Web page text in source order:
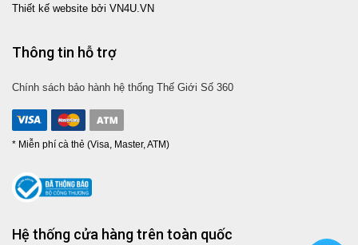
Thiết kế website bởi VN4U.VN
Thông tin hỗ trợ
Chính sách bảo hành hệ thống Thế Giới Số 360
* Miễn phí cà thẻ (Visa, Master, ATM)
Hệ thống cửa hàng trên toàn quốc